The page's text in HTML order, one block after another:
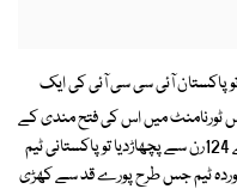
تو پاکستان آئی سی سی آئی کی ایک
ٹورنامنٹ میں اس کی فتح مندی کے
امکانات معدوم دکھائی دیتے تھے۔ جب بھارت نے 124رن سے پچھاڑدیا تو پاکستانی ٹیم
ٹیم جس طرح پورے قد سے کھڑی